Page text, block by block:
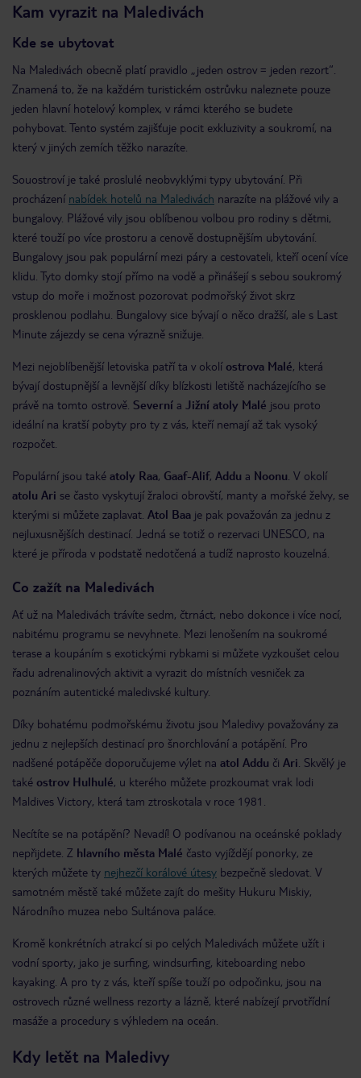
Kam vyrazit na Maledivách
Kde se ubytovat
Na Maledivách obecně platí pravidlo „jeden ostrov = jeden rezort“.
Znamená to, že na každém turistickém ostrůvku naleznete pouze
jeden hlavní hotelový komplex, v rámci kterého se budete
pohybovat. Tento systém zajišťuje pocit exkluzivity a soukromí, na
který v jiných zemích těžko narazíte.
Souostroví je také proslulé neobvyklými typy ubytování. Při
procházení nabídek hotelů na Maledivách narazíte na plážové vily a
bungalovy. Plážové vily jsou oblíbenou volbou pro rodiny s dětmi,
které touží po více prostoru a cenově dostupnějším ubytování.
Bungalovy jsou pak populární mezi páry a cestovateli, kteří ocení více
klidu. Tyto domky stojí přímo na vodě a přinášejí s sebou soukromý
vstup do moře i možnost pozorovat podmořský život skrz
prosklenou podlahu. Bungalovy sice bývají o něco dražší, ale s Last
Minute zájezdy se cena výrazně snižuje.
Mezi nejoblíbenější letoviska patří ta v okolí ostrova Malé, která
bývají dostupnější a levnější díky blízkosti letiště nacházejícího se
právě na tomto ostrově. Severní a Jižní atoly Malé jsou proto
ideální na kratší pobyty pro ty z vás, kteří nemají až tak vysoký
rozpočet.
Populární jsou také atoly Raa, Gaaf-Alif, Addu a Noonu . V okolí
atolu Ari se často vyskytují žraloci obrovští, manty a mořské želvy, se
kterými si můžete zaplavat. Atol Baa je pak považován za jednu z
nejluxusnějších destinací. Jedná se totiž o rezervaci UNESCO, na
které je příroda v podstatě nedotčená a tudíž naprosto kouzelná.
Co zažít na Maledivách
Ať už na Maledivách trávíte sedm, čtrnáct, nebo dokonce i více nocí,
nabitému programu se nevyhnete. Mezi lenošením na soukromé
terase a koupáním s exotickými rybkami si můžete vyzkoušet celou
řadu adrenalinových aktivit a vyrazit do místních vesniček za
poznáním autentické maledivské kultury.
Díky bohatému podmořskému životu jsou Maledivy považovány za
jednu z nejlepších destinací pro šnorchlování a potápění. Pro
nadšené potápěče doporučujeme výlet na atol Addu či Ari . Skvělý je
také ostrov Hulhulé, u kterého můžete prozkoumat vrak lodi
Maldives Victory, která tam ztroskotala v roce 1981.
Necítíte se na potápění? Nevadí! O podívanou na oceánské poklady
nepřijdete. Z hlavního města Malé často vyjíždějí ponorky, ze
kterých můžete ty nejhezčí korálové útesy bezpečně sledovat. V
samotném městě také můžete zajít do mešity Hukuru Miskiy,
Národního muzea nebo Sultánova paláce.
Kromě konkrétních atrakcí si po celých Maledivách můžete užít i
vodní sporty, jako je surfing, windsurfing, kiteboarding nebo
kayaking. A pro ty z vás, kteří spíše touží po odpočinku, jsou na
ostrovech různé wellness rezorty a lázně, které nabízejí prvotřídní
masáže a procedury s výhledem na oceán.
Kdy letět na Maledivy